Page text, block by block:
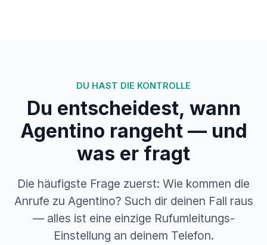
DU HAST DIE KONTROLLE
Du entscheidest, wann
Agentino rangeht — und
was er fragt
Die häufigste Frage zuerst: Wie kommen die
Anrufe zu Agentino? Such dir deinen Fall raus
— alles ist eine einzige Rufumleitungs-
Einstellung an deinem Telefon.